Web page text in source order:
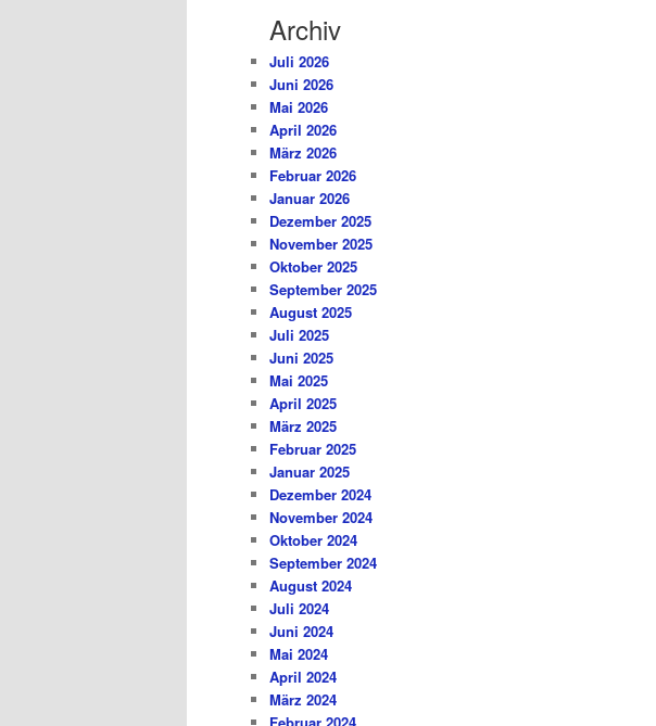
Archiv
Juli 2026
Juni 2026
Mai 2026
April 2026
März 2026
Februar 2026
Januar 2026
Dezember 2025
November 2025
Oktober 2025
September 2025
August 2025
Juli 2025
Juni 2025
Mai 2025
April 2025
März 2025
Februar 2025
Januar 2025
Dezember 2024
November 2024
Oktober 2024
September 2024
August 2024
Juli 2024
Juni 2024
Mai 2024
April 2024
März 2024